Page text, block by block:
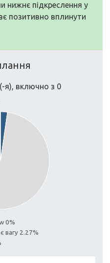
нижнє підкреслення у
позитивно вплинути
я), включно з 0
0%
вагу 2.27%